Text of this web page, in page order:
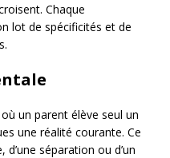
Chaque
lot de spécificités et de
un parent élève seul un
une réalité courante. Ce
séparation ou d’un